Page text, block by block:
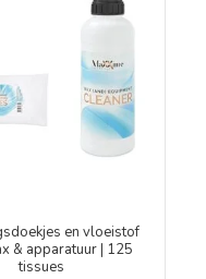
en vloeistof
& apparatuur | 125
tissues